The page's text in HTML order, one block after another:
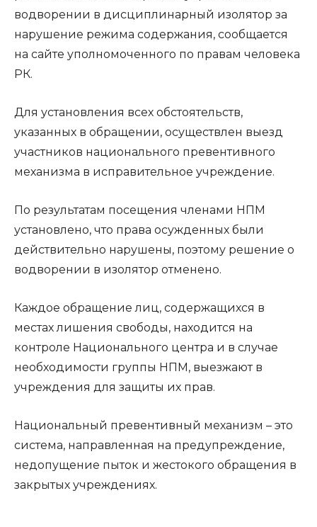
водворении в дисциплинарный изолятор за
нарушение режима содержания, сообщается
на сайте уполномоченного по правам человека
РК.
Для установления всех обстоятельств,
указанных в обращении, осуществлен выезд
участников национального превентивного
механизма в исправительное учреждение.
По результатам посещения членами НПМ
установлено, что права осужденных были
действительно нарушены, поэтому решение о
водворении в изолятор отменено.
Каждое обращение лиц, содержащихся в
местах лишения свободы, находится на
контроле Национального центра и в случае
необходимости группы НПМ, выезжают в
учреждения для защиты их прав.
Национальный превентивный механизм – это
система, направленная на предупреждение,
недопущение пыток и жестокого обращения в
закрытых учреждениях.